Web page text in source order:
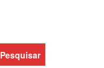
Pesquisar